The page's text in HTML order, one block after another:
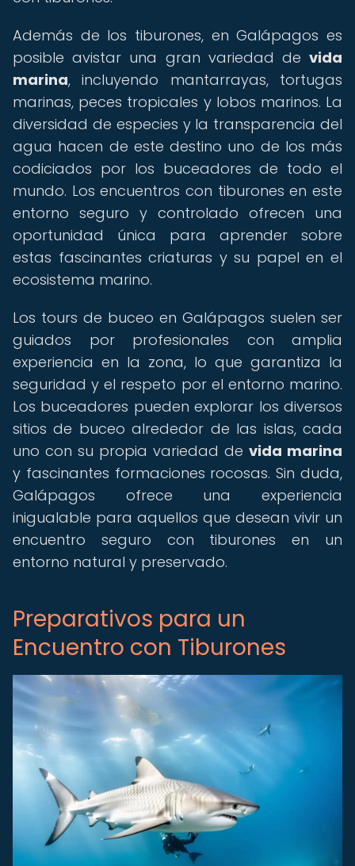
Además de los tiburones, en Galápagos es
posible avistar una gran variedad de vida
marina, incluyendo mantarrayas, tortugas
marinas, peces tropicales y lobos marinos. La
diversidad de especies y la transparencia del
agua hacen de este destino uno de los más
codiciados por los buceadores de todo el
mundo. Los encuentros con tiburones en este
entorno seguro y controlado ofrecen una
oportunidad única para aprender sobre
estas fascinantes criaturas y su papel en el
ecosistema marino.
Los tours de buceo en Galápagos suelen ser
guiados por profesionales con amplia
experiencia en la zona, lo que garantiza la
seguridad y el respeto por el entorno marino.
Los buceadores pueden explorar los diversos
sitios de buceo alrededor de las islas, cada
uno con su propia variedad de vida marina
y fascinantes formaciones rocosas. Sin duda,
Galápagos ofrece una experiencia
inigualable para aquellos que desean vivir un
encuentro seguro con tiburones en un
entorno natural y preservado.
Preparativos para un
Encuentro con Tiburones